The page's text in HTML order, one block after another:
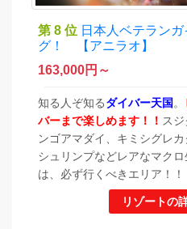
第 8 位 日本人ベテラン
グ！ 【アニラオ】
163,000円～
知る人ぞ知るダイバー天国 。
バーまで楽しめます！！ ス
ンゴアマダイ、キミシグレ
シュリンプなどレアなマク
は、必ず行くべきエリア！！
リゾートの